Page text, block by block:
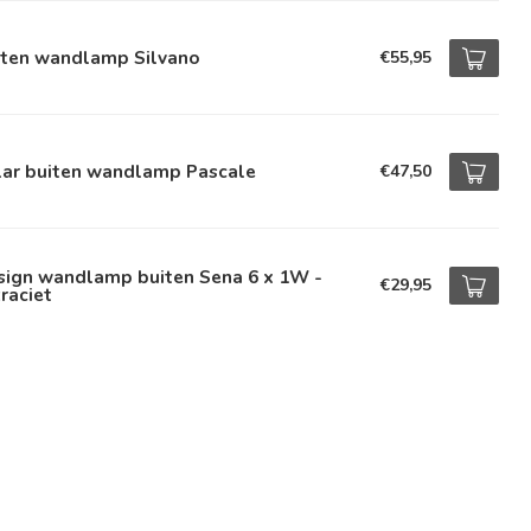
wandlamp Silvano €55,95
buiten wandlamp Pascale €47,50
wandlamp buiten Sena 6 x 1W - €29,95